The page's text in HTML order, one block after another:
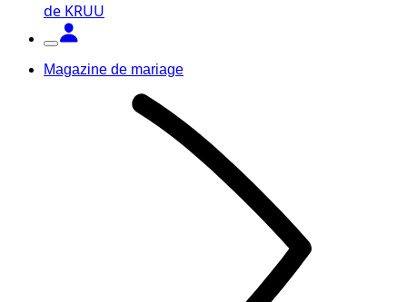
de KRUU
Magazine de mariage